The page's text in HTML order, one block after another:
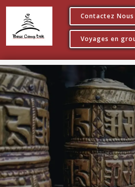
Contactez Nous
Voyages en